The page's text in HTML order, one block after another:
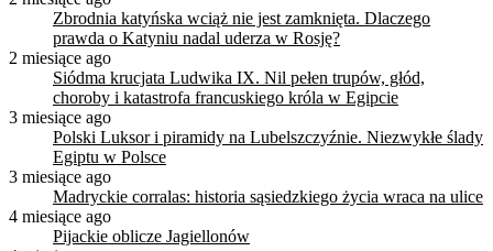
Zbrodnia katyńska wciąż nie jest zamknięta. Dlaczego
prawda o Katyniu nadal uderza w Rosję?
2 miesiące ago
Siódma krucjata Ludwika IX. Nil pełen trupów, głód,
choroby i katastrofa francuskiego króla w Egipcie
3 miesiące ago
Polski Luksor i piramidy na Lubelszczyźnie. Niezwykłe ślady
Egiptu w Polsce
3 miesiące ago
Madryckie corralas: historia sąsiedzkiego życia wraca na ulice
4 miesiące ago
Pijackie oblicze Jagiellonów